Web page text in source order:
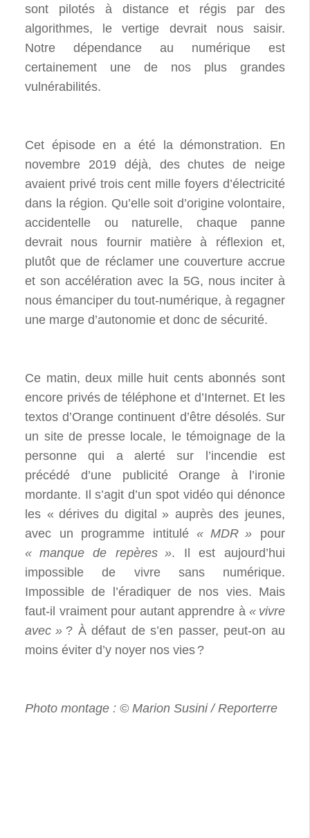
sont pilotés à distance et régis par des
algorithmes, le vertige devrait nous saisir.
Notre dépendance au numérique est
certainement une de nos plus grandes
vulnérabilités.
Cet épisode en a été la démonstration. En
novembre 2019 déjà, des chutes de neige
avaient privé trois cent mille foyers d’électricité
dans la région. Qu’elle soit d’origine volontaire,
accidentelle ou naturelle, chaque panne
devrait nous fournir matière à réflexion et,
plutôt que de réclamer une couverture accrue
et son accélération avec la 5G, nous inciter à
nous émanciper du tout-numérique, à regagner
une marge d’autonomie et donc de sécurité.
Ce matin, deux mille huit cents abonnés sont
encore privés de téléphone et d’Internet. Et les
textos d’Orange continuent d’être désolés. Sur
un site de presse locale, le témoignage de la
personne qui a alerté sur l’incendie est
précédé d’une publicité Orange à l’ironie
mordante. Il s’agit d’un spot vidéo qui dénonce
les « dérives du digital » auprès des jeunes,
avec un programme intitulé« MDR » pour
« manque de repères ». Il est aujourd’hui
impossible de vivre sans numérique.
Impossible de l’éradiquer de nos vies. Mais
faut-il vraiment pour autant apprendre à« vivre
avec » ? À défaut de s’en passer, peut-on au
moins éviter d’y noyer nos vies ?
Photo montage : © Marion Susini / Reporterre